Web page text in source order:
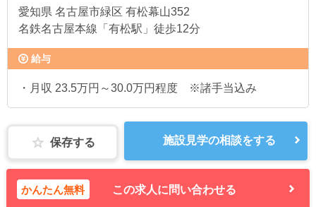
愛知県 名古屋市緑区 有松幕山352
名鉄名古屋本線「有松駅」徒歩12分
給与
・月収 23.5万円～30.0万円程度 ※諸手当込み
保存する 施設見学の相談をする
かんたん無料 この求人に問い合わせる